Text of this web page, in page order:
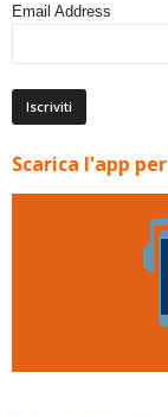
Email Address
Scarica l'app